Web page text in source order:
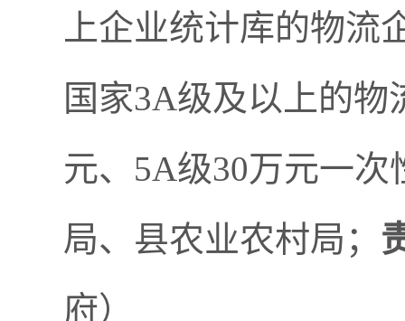
上企业统计库的物
国家3A级及以上的物
元、5A级30万元一次
局、县农业农村局；
府）